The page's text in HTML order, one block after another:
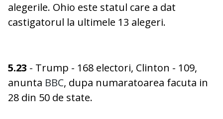
alegerile. Ohio este statul care a dat
castigatorul la ultimele 13 alegeri.
5.23 - Trump - 168 electori, Clinton - 109,
anunta BBC, dupa numaratoarea facuta in
28 din 50 de state.